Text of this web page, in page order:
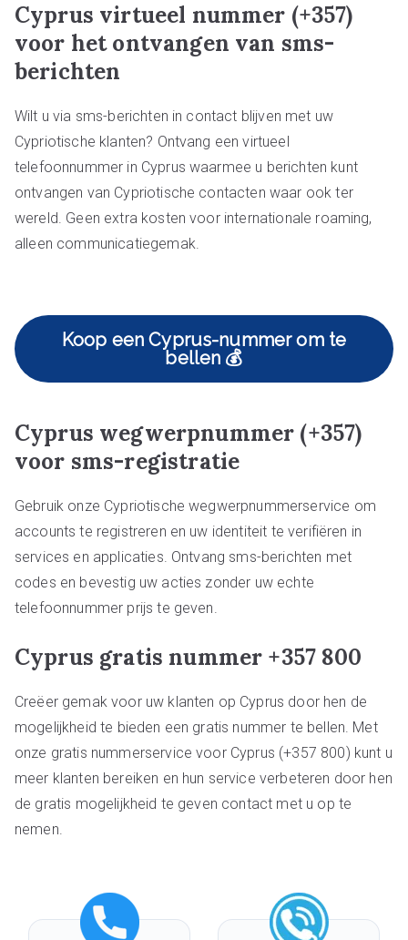
Cyprus virtueel nummer (+357)
voor het ontvangen van sms-
berichten
Wilt u via sms-berichten in contact blijven met uw
Cypriotische klanten? Ontvang een virtueel
telefoonnummer in Cyprus waarmee u berichten kunt
ontvangen van Cypriotische contacten waar ook ter
wereld. Geen extra kosten voor internationale roaming,
alleen communicatiegemak.
Koop een Cyprus-nummer om te
bellen 💰
Cyprus wegwerpnummer (+357)
voor sms-registratie
Gebruik onze Cypriotische wegwerpnummerservice om
accounts te registreren en uw identiteit te verifiëren in
services en applicaties. Ontvang sms-berichten met
codes en bevestig uw acties zonder uw echte
telefoonnummer prijs te geven.
Cyprus gratis nummer +357 800
Creëer gemak voor uw klanten op Cyprus door hen de
mogelijkheid te bieden een gratis nummer te bellen. Met
onze gratis nummerservice voor Cyprus (+357 800) kunt u
meer klanten bereiken en hun service verbeteren door hen
de gratis mogelijkheid te geven contact met u op te
nemen.